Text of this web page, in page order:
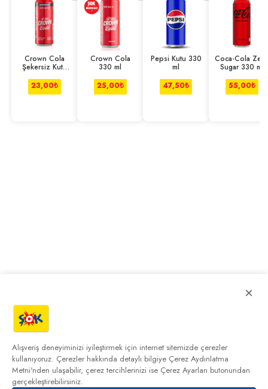
Crown Cola
Şekersiz Kutu
23,00₺
Crown Cola
330 ml
25,00₺
Pepsi Kutu 330
ml
47,50₺
Coca-Cola Zero
Sugar 330 ml
55,00₺
×
Alışveriş deneyiminizi iyileştirmek için internet sitemizde çerezler
kullanıyoruz. Çerezler hakkında detaylı bilgiye Çerez Aydınlatma
Metni'nden ulaşabilir, çerez tercihlerinizi ise Çerez Ayarları butonundan
gerçekleştirebilirsiniz.